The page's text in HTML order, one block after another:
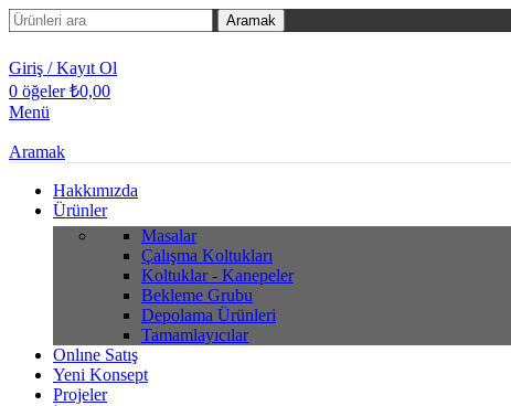
Aramak
Giriş / Kayıt Ol
0 öğeler ₺0,00
Menü
Aramak
Hakkımızda
Ürünler
Masalar
Çalışma Koltukları
Koltuklar - Kanepeler
Bekleme Grubu
Depolama Ürünleri
Tamamlayıcılar
Onlıne Satış
Yeni Konsept
Projeler